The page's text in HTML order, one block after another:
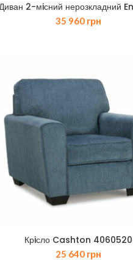
2-мiсний нерозкладний
35 960 грн
Крiсло Cashton 4060520
25 640 грн